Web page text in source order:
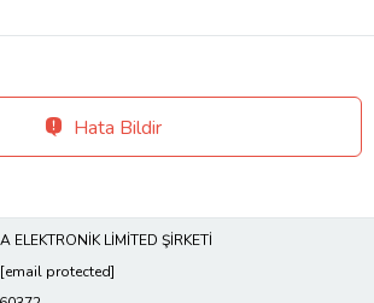
Hata Bildir
ELEKTRONİK LİMİTED ŞİRKETİ
[email protected]